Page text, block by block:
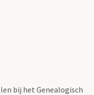
bij het Genealogisch